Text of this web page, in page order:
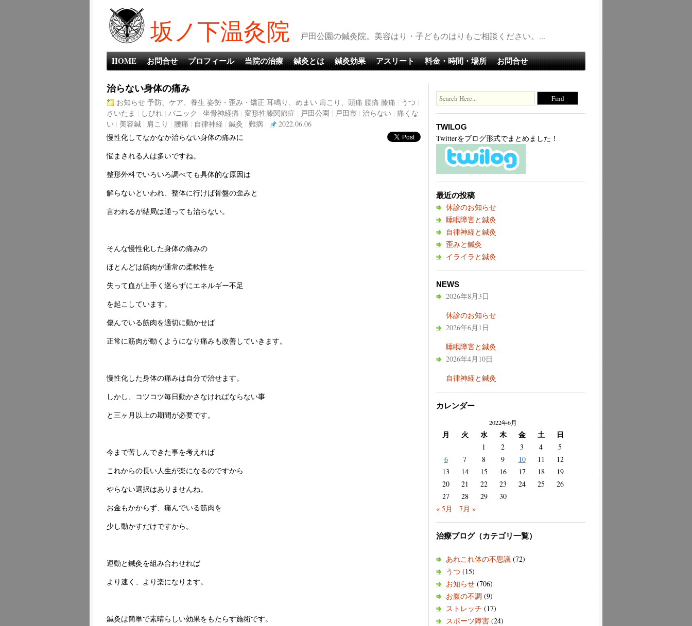
坂ノ下温灸院 戸田公園の鍼灸院。美容はり・子どものはりもご相談ください。...
HOME お問合せ プロフィール 当院の治療 鍼灸とは 鍼灸効果 アスリート 料金・時間・場所 お問合せ
治らない身体の痛み
お知らせ 予防、ケア、養生 姿勢・歪み・矯正 耳鳴り、めまい 肩こり、頭痛 腰痛 膝痛 | うつ |
さいたま | しびれ | パニック | 坐骨神経痛 | 変形性膝関節症 | 戸田公園 | 戸田市 | 治らない | 痛くな
い | 美容鍼 | 肩こり | 腰痛 | 自律神経 | 鍼灸 | 難病 |
2022.06.06
慢性化してなかなか治らない身体の痛みに
悩まされる人は多いですね。
整形外科でいろいろ調べても具体的な原因は
解らないといわれ、整体に行けば骨盤の歪みと
言われるが結局は通っても治らない。
そんな慢性化した身体の痛みの
ほとんどは筋肉が通常の柔軟性を
失って血が上手く巡らずにエネルギー不足
を起こしています。
傷んでいる筋肉を適切に動かせば
正常に筋肉が動くようになり痛みも改善していきます。
慢性化した身体の痛みは自分で治せます。
しかし、コツコツ毎日動かさなければならない事
と三ヶ月以上の期間が必要です。
今まで苦しんできた事を考えれば
これからの長い人生が楽になるのですから
やらない選択はありませんね。
お金もかからず、痛んでいる筋肉を
少し動かすだけですから。
運動と鍼灸を組み合わせれば
より速く、より楽になります。
鍼灸は簡単で素晴らしい効果をもたらす施術です。
TWILOG
Twitterをブログ形式でまとめました！
最近の投稿
休診のお知らせ
睡眠障害と鍼灸
自律神経と鍼灸
歪みと鍼灸
イライラと鍼灸
NEWS
2026年8月3日
休診のお知らせ
2026年6月1日
睡眠障害と鍼灸
2026年4月10日
自律神経と鍼灸
カレンダー
2022年6月
月 火 水 木 金 土 日
1 2 3 4
5
6
7 8 9 10 11
12
13
14 15 16 17 18
19
20
21 22 23 24 25
26
27
28 29
30
« 5月
7月 »
治療ブログ（カテゴリ一覧）
あれこれ体の不思議 (72)
うつ (15)
お知らせ (706)
お腹の不調 (9)
ストレッチ (17)
スポーツ障害 (24)